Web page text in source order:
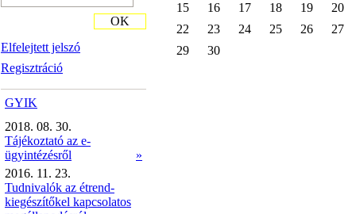
Elfelejtett jelszó
Regisztráció
OK
GYIK
2018. 08. 30.
Tájékoztató az e-
ügyintézésről
»
2016. 11. 23.
Tudnivalók az étrend-
kiegészítőkel kapcsolatos
15
16 17 18 19
20
22
23 24 25 26
27
29
30